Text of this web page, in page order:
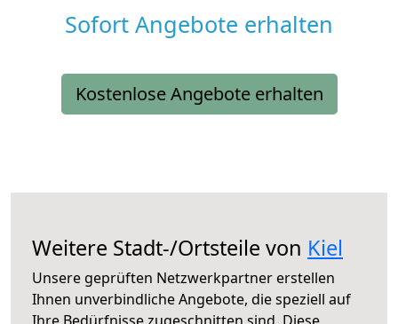
Sofort Angebote erhalten
Kostenlose Angebote erhalten
Weitere Stadt-/Ortsteile von Kiel
Unsere geprüften Netzwerkpartner erstellen
Ihnen unverbindliche Angebote, die speziell auf